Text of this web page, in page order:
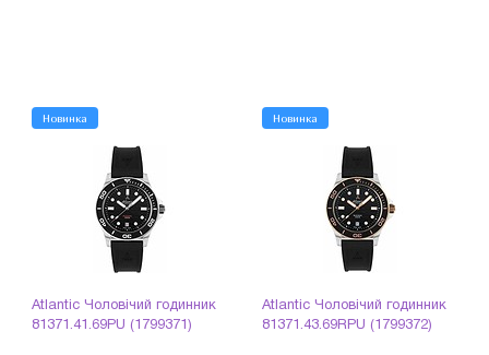
Новинка
Atlantic Чоловічий годинник
81371.41.69PU (1799371)
Новинка
Atlantic Чоловічий годинник
81371.43.69RPU (1799372)